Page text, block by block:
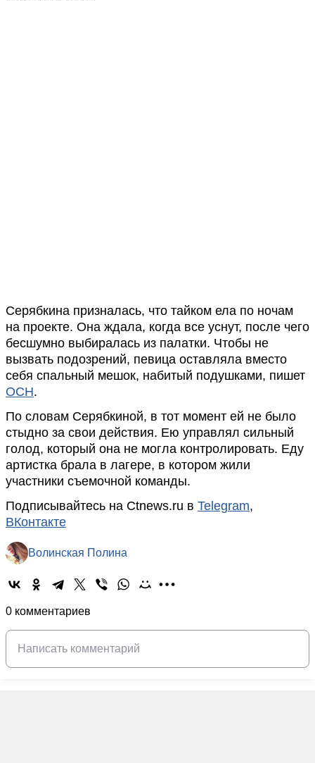
Серябкина призналась, что тайком ела по ночам
на проекте. Она ждала, когда все уснут, после чего
бесшумно выбиралась из палатки. Чтобы не
вызвать подозрений, певица оставляла вместо
себя спальный мешок, набитый подушками, пишет
ОСН.
По словам Серябкиной, в тот момент ей не было
стыдно за свои действия. Ею управлял сильный
голод, который она не могла контролировать. Еду
артистка брала в лагере, в котором жили
участники съемочной команды.
Подписывайтесь на Ctnews.ru в Telegram,
ВКонтакте
Волинская Полина
0 комментариев